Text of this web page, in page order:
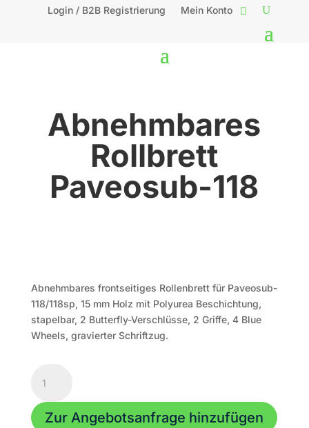
Login / B2B Registrierung Mein Konto
Abnehmbares
Rollbrett
Paveosub-118
Abnehmbares frontseitiges Rollenbrett für Paveosub-
118/118sp, 15 mm Holz mit Polyurea Beschichtung,
stapelbar, 2 Butterfly-Verschlüsse, 2 Griffe, 4 Blue
Wheels, gravierter Schriftzug.
Rollbrett
Paveosub-
118 Zur Angebotsanfrage hinzufügen